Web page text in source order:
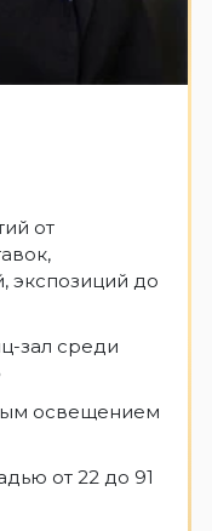
от
экспозиций до
зал среди
освещением
от 22 до 91